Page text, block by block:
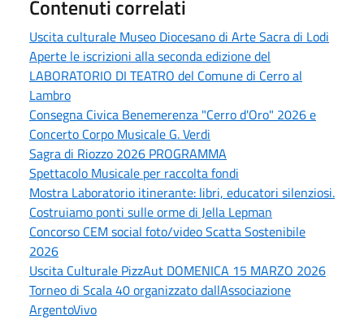
Contenuti correlati
Uscita culturale Museo Diocesano di Arte Sacra di Lodi
Aperte le iscrizioni alla seconda edizione del
LABORATORIO DI TEATRO del Comune di Cerro al
Lambro
Consegna Civica Benemerenza "Cerro d'Oro" 2026 e
Concerto Corpo Musicale G. Verdi
Sagra di Riozzo 2026 PROGRAMMA
Spettacolo Musicale per raccolta fondi
Mostra Laboratorio itinerante: libri, educatori silenziosi.
Costruiamo ponti sulle orme di Jella Lepman
Concorso CEM social foto/video Scatta Sostenibile
2026
Uscita Culturale PizzAut DOMENICA 15 MARZO 2026
Torneo di Scala 40 organizzato dallAssociazione
ArgentoVivo